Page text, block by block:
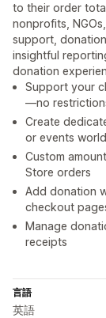
to their order
nonprofits,
support,
insightful
donation
Support your
—no
Create
or events
Custom
Store orders
Add donation
checkout
Manage
receipts
言語
英語